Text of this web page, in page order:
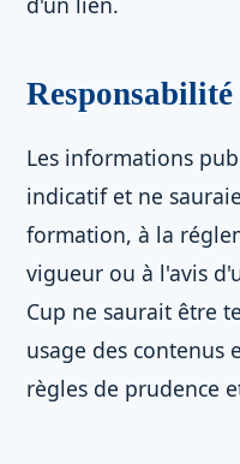
Responsabilité
Les informations
indicatif et ne
formation, à la
vigueur ou à l'avis
Cup ne saurait être
usage des contenus
règles de prudence